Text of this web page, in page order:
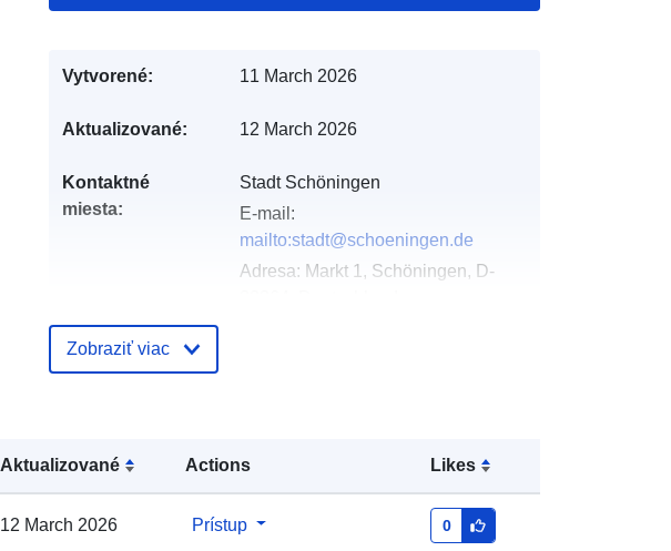
Aktualizované Actions Likes
12 March 2026 Prístup 0
Vytvorené: 11 March 2026
Aktualizované: 12 March 2026
Kontaktné
miesta:
Stadt Schöningen
E-mail:
mailto:stadt@schoeningen.de
Adresa: Markt 1, Schöningen, D-
Katalógový
záznam:
Pridané k údajom.europa.eu: 21 March
2026
Zobraziť viac